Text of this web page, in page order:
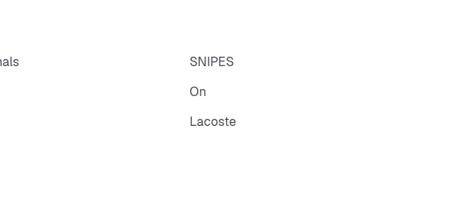
SNIPES
On
Lacoste